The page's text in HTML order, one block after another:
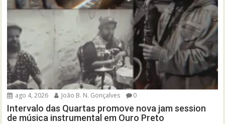
ago 4, 2026 João B. N. Gonçalves 0
Intervalo das Quartas promove nova jam session
de música instrumental em Ouro Preto